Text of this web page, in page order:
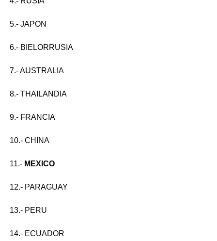
5.- JAPON
6.- BIELORRUSIA
7.- AUSTRALIA
8.- THAILANDIA
9.- FRANCIA
10.- CHINA
11.- MEXICO
12.- PARAGUAY
13.- PERU
14.- ECUADOR